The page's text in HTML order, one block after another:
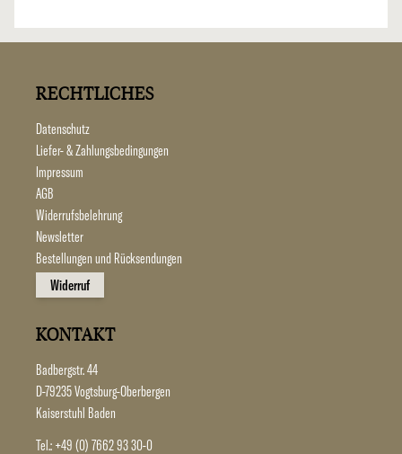
RECHTLICHES
Datenschutz
Liefer- & Zahlungsbedingungen
Impressum
AGB
Widerrufsbelehrung
Newsletter
Bestellungen und Rücksendungen
Widerruf
KONTAKT
Badbergstr. 44
D-79235 Vogtsburg-Oberbergen
Kaiserstuhl Baden
Tel.: +49 (0) 7662 93 30-0